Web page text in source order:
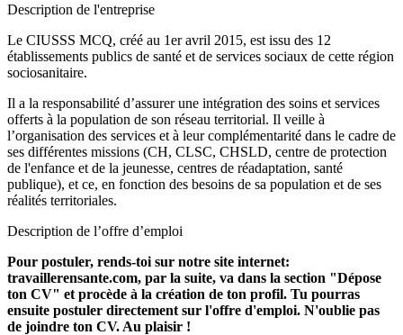
Description de l'entreprise
Le CIUSSS MCQ, créé au 1er avril 2015, est issu des 12
établissements publics de santé et de services sociaux de cette région
sociosanitaire.
Il a la responsabilité d’assurer une intégration des soins et services
offerts à la population de son réseau territorial. Il veille à
l’organisation des services et à leur complémentarité dans le cadre de
ses différentes missions (CH, CLSC, CHSLD, centre de protection
de l'enfance et de la jeunesse, centres de réadaptation, santé
publique), et ce, en fonction des besoins de sa population et de ses
réalités territoriales.
Description de l’offre d’emploi
Pour postuler, rends-toi sur notre site internet:
travaillerensante.com, par la suite, va dans la section "Dépose
ton CV" et procède à la création de ton profil. Tu pourras
ensuite postuler directement sur l'offre d'emploi. N'oublie pas
de joindre ton CV. Au plaisir !